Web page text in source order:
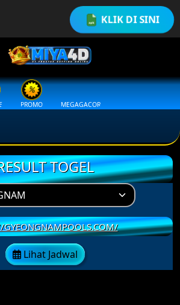
KLIK DI SINI
PROMO MEGAGACOR
TOGEL
GYEONGNAMPOOLS.COM/
Lihat Jadwal